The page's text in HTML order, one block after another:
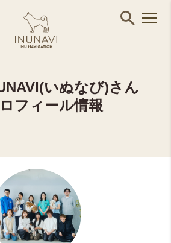
いぬなび)さん
フィール情報